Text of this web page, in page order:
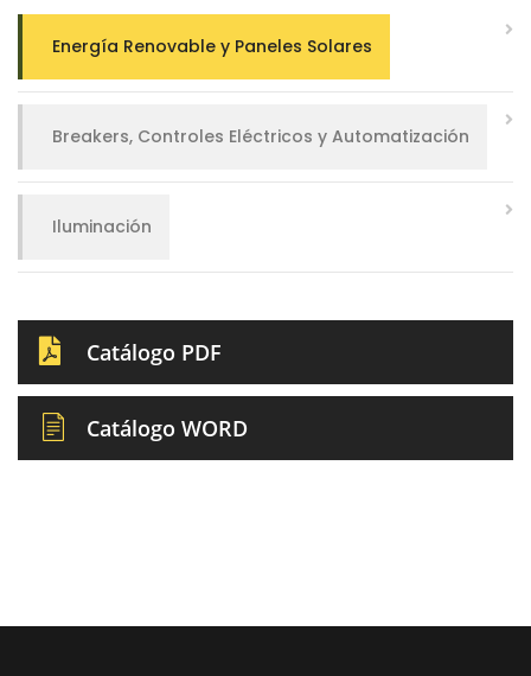
Energía Renovable y Paneles Solares
Breakers, Controles Eléctricos y Automatización
Iluminación
Catálogo PDF
Catálogo WORD